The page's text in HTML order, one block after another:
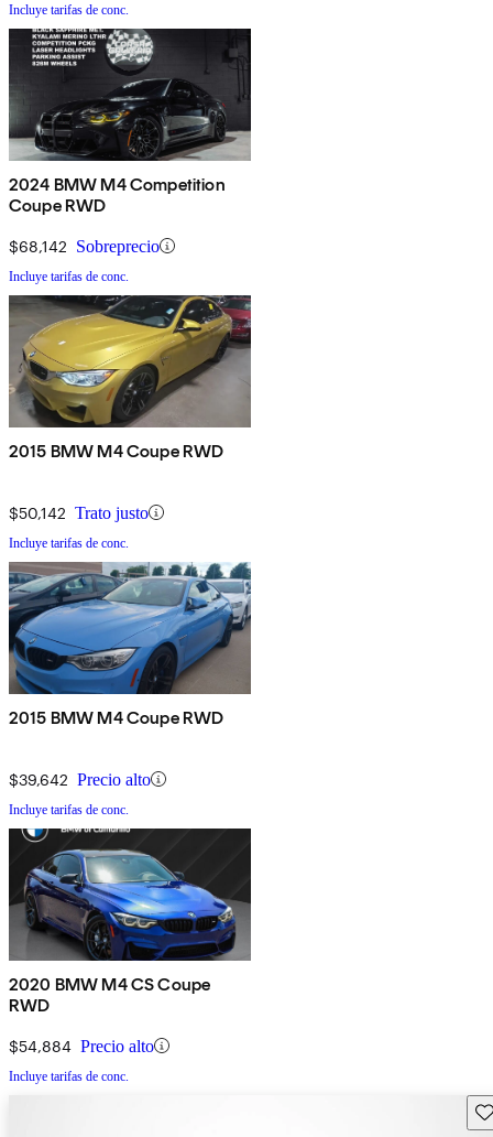
Incluye tarifas de conc.
2024 BMW M4 Competition
Coupe RWD
$68,142 Sobreprecio
Incluye tarifas de conc.
2015 BMW M4 Coupe RWD
$50,142 Trato justo
Incluye tarifas de conc.
2015 BMW M4 Coupe RWD
$39,642 Precio alto
Incluye tarifas de conc.
2020 BMW M4 CS Coupe
RWD
$54,884 Precio alto
Incluye tarifas de conc.